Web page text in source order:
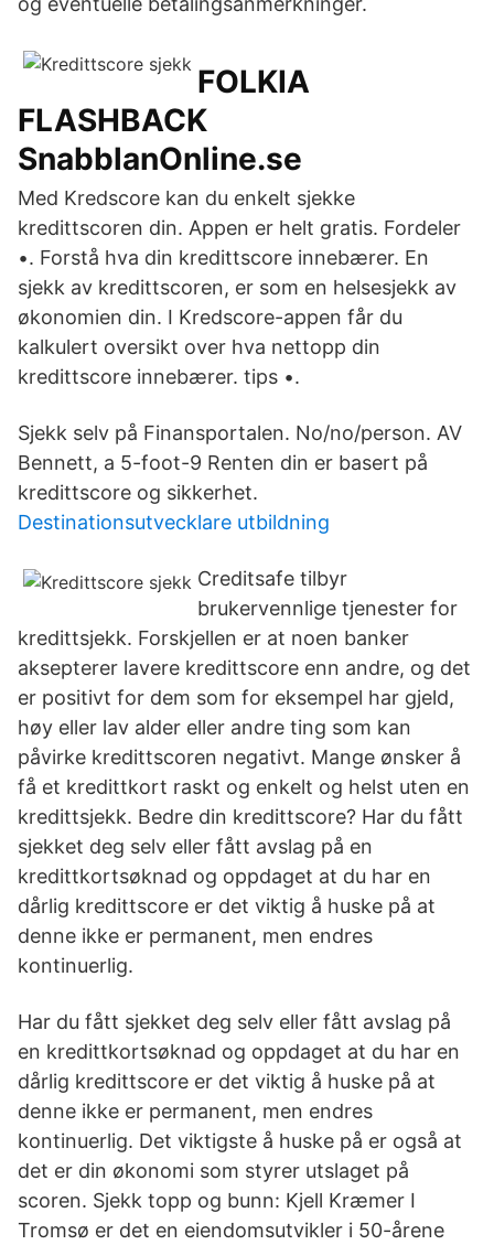
FOLKIA
FLASHBACK
SnabblanOnline.se
Med Kredscore kan du enkelt sjekke
kredittscoren din. Appen er helt gratis. Fordeler
•. Forstå hva din kredittscore innebærer. En
sjekk av kredittscoren, er som en helsesjekk av
økonomien din. I Kredscore-appen får du
kalkulert oversikt over hva nettopp din
kredittscore innebærer. tips •.
Sjekk selv på Finansportalen. No/no/person. AV
Bennett, a 5-foot-9 Renten din er basert på
kredittscore og sikkerhet.
Destinationsutvecklare utbildning
Creditsafe tilbyr
brukervennlige tjenester for
kredittsjekk. Forskjellen er at noen banker
aksepterer lavere kredittscore enn andre, og det
er positivt for dem som for eksempel har gjeld,
høy eller lav alder eller andre ting som kan
påvirke kredittscoren negativt. Mange ønsker å
få et kredittkort raskt og enkelt og helst uten en
kredittsjekk. Bedre din kredittscore? Har du fått
sjekket deg selv eller fått avslag på en
kredittkortsøknad og oppdaget at du har en
dårlig kredittscore er det viktig å huske på at
denne ikke er permanent, men endres
kontinuerlig.
Har du fått sjekket deg selv eller fått avslag på
en kredittkortsøknad og oppdaget at du har en
dårlig kredittscore er det viktig å huske på at
denne ikke er permanent, men endres
kontinuerlig. Det viktigste å huske på er også at
det er din økonomi som styrer utslaget på
scoren. Sjekk topp og bunn: Kjell Kræmer I
Tromsø er det en eiendomsutvikler i 50-årene